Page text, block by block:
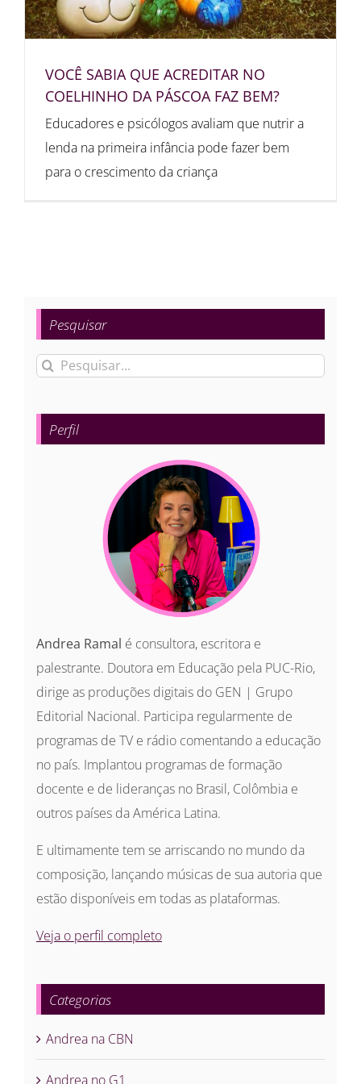
VOCÊ SABIA QUE ACREDITAR NO
COELHINHO DA PÁSCOA FAZ BEM?
Educadores e psicólogos avaliam que nutrir a
lenda na primeira infância pode fazer bem
para o crescimento da criança
Pesquisar
Buscar
para:
Perfil
Andrea Ramal é consultora, escritora e
palestrante. Doutora em Educação pela PUC-Rio,
dirige as produções digitais do GEN | Grupo
Editorial Nacional. Participa regularmente de
programas de TV e rádio comentando a educação
no país. Implantou programas de formação
docente e de lideranças no Brasil, Colômbia e
outros países da América Latina.
E ultimamente tem se arriscando no mundo da
composição, lançando músicas de sua autoria que
estão disponíveis em todas as plataformas.
Veja o perfil completo
Categorias
Andrea na CBN
Andrea no G1